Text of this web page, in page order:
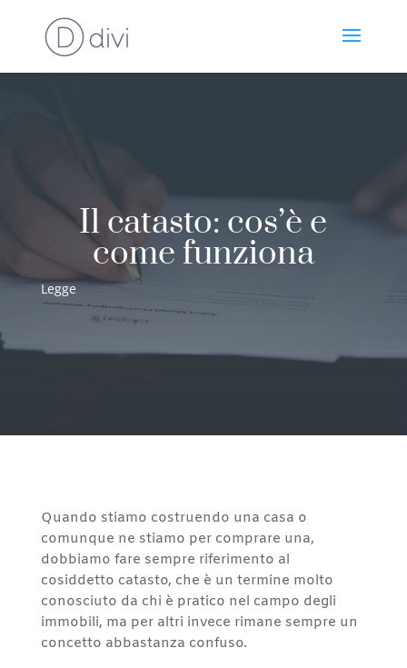
Il catasto: cos’è e
come funziona
Legge
Quando stiamo costruendo una casa o
comunque ne stiamo per comprare una,
dobbiamo fare sempre riferimento al
cosiddetto catasto, che è un termine molto
conosciuto da chi è pratico nel campo degli
immobili, ma per altri invece rimane sempre un
concetto abbastanza confuso.